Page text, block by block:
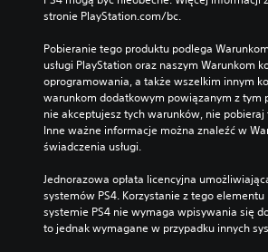
stronie PlayStation.com/bc.
Pobieranie tego produktu podlega
usługi PlayStation oraz naszym Warunkom
oprogramowania, a także wszelkim innym
warunkom dodatkowym powiązanym z tym
nie akceptujesz tych warunków, nie
Inne ważne informacje można znaleźć w
świadczenia usługi.
Jednorazowa opłata licencyjna
systemów PS4. Korzystanie z tego
systemie PS4 nie wymaga wpisywania się
to jednak wymagane w przypadku innych